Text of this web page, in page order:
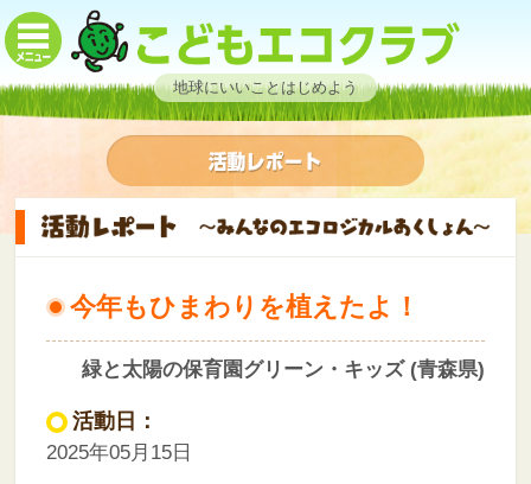
地球にいいことはじめよう
今年もひまわりを植えたよ！
緑と太陽の保育園グリーン・キッズ (青森県)
活動日：
2025年05月15日